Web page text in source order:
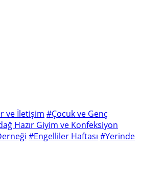
ve İletişim #Çocuk ve Genç
Hazır Giyim ve Konfeksiyon
#Engelliler Haftası #Yerinde